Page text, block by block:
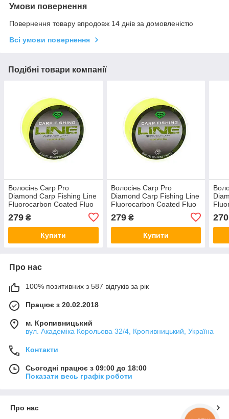
Умови повернення
Повернення товару впродовж 14 днів за домовленістю
Всі умови повернення
Подібні товари компанії
Волосінь Carp Pro
Diamond Carp Fishing Line
Fluorocarbon Coated Fluo
Yellow 300 м 0.331 мм арт
CP5103-032
279 ₴
Купити
Волосінь Carp Pro
Diamond Carp Fishing Line
Fluorocarbon Coated Fluo
Yellow 300 м 0.309мм арт
CP5103-030
279₴
Купити
270
Про нас
100% позитивних з 587 відгуків за рік
Працює з 20.02.2018
м. Кропивницький
вул. Академіка Корольова 32/4, Кропивницький, Україна
Контакти
Сьогодні працює з 09:00 до 18:00
Показати весь графік роботи
Про нас